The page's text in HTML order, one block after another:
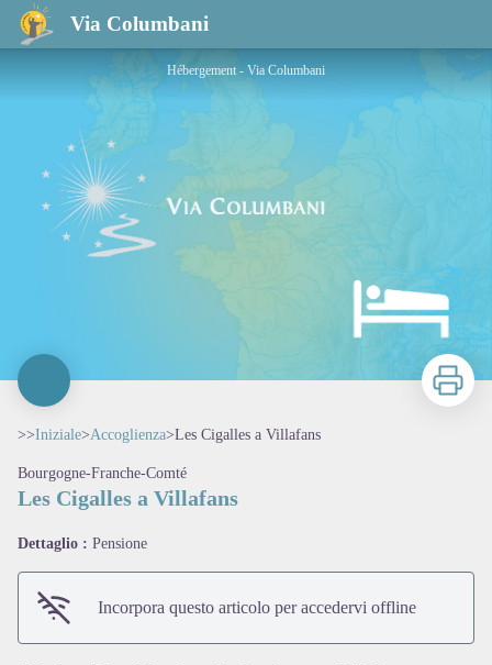
Via Columbani
Les Cigalles a Villafans
Hébergement - Via Columbani
Stampa
>>Iniziale>Accoglienza>Les Cigalles a Villafans
Bourgogne-Franche-Comté
Les Cigalles a Villafans
Dettaglio : Pensione
Incorpora questo articolo per accedervi offline